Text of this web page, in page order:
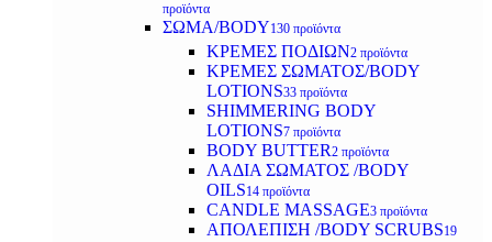
προϊόντα
ΣΩΜΑ/BODY130 προϊόντα
ΚΡΕΜΕΣ ΠΟΔΙΩΝ2 προϊόντα
ΚΡΕΜΕΣ ΣΩΜΑΤΟΣ/BODY
LOTIONS33 προϊόντα
SHIMMERING BODY
LOTIONS7 προϊόντα
BODY BUTTER2 προϊόντα
ΛΑΔΙΑ ΣΩΜΑΤΟΣ /BODY
OILS14 προϊόντα
CANDLE MASSAGE3 προϊόντα
ΑΠΟΛΕΠΙΣΗ /BODY SCRUBS19